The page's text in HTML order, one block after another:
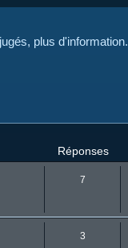
plus d'information.
Réponses
7
3